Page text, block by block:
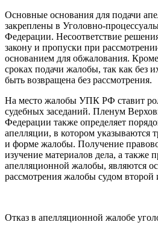
Основные основания для подачи
закреплены в Уголовно-
Федерации. Несоответствие
закону и пропуски при
основанием для обжалования.
сроках подачи жалобы, так как без
быть возвращена без рассмотрения.
На место жалобы УПК РФ ставит
судебных заседаний. Пленум
Федерации также определяет
апелляции, в котором указываются
и форме жалобы. Получение
изучение материалов дела, а также
апелляционной жалобы, являются
рассмотрения жалобы судом второй
Отказ в апелляционной жалобе